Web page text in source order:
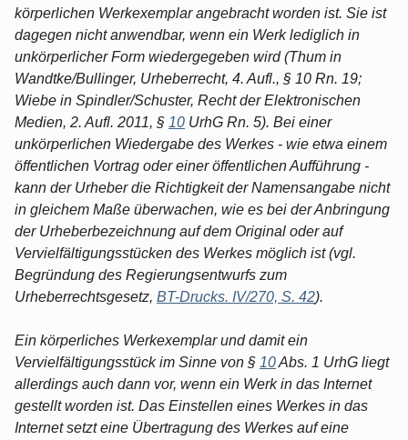
körperlichen Werkexemplar angebracht worden ist. Sie ist
dagegen nicht anwendbar, wenn ein Werk lediglich in
unkörperlicher Form wiedergegeben wird (Thum in
Wandtke/Bullinger, Urheberrecht, 4. Aufl., § 10 Rn. 19;
Wiebe in Spindler/Schuster, Recht der Elektronischen
Medien, 2. Aufl. 2011, § 10 UrhG Rn. 5). Bei einer
unkörperlichen Wiedergabe des Werkes - wie etwa einem
öffentlichen Vortrag oder einer öffentlichen Aufführung -
kann der Urheber die Richtigkeit der Namensangabe nicht
in gleichem Maße überwachen, wie es bei der Anbringung
der Urheberbezeichnung auf dem Original oder auf
Vervielfältigungsstücken des Werkes möglich ist (vgl.
Begründung des Regierungsentwurfs zum
Urheberrechtsgesetz, BT-Drucks. IV/270, S. 42).
Ein körperliches Werkexemplar und damit ein
Vervielfältigungsstück im Sinne von § 10Abs. 1 UrhG liegt
allerdings auch dann vor, wenn ein Werk in das Internet
gestellt worden ist. Das Einstellen eines Werkes in das
Internet setzt eine Übertragung des Werkes auf eine